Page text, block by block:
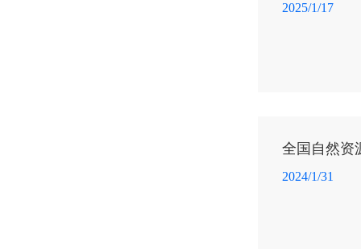
2025/1/17
全国自然资
2024/1/31